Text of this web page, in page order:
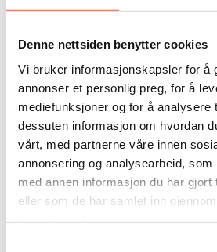
Denne nettsiden benytter cookies
Vi bruker informasjonskapsler for å
annonser et personlig preg, for å
mediefunksjoner og for å analysere
dessuten informasjon om hvordan
vårt, med partnerne våre innen
annonsering og analysearbeid,
med annen informasjon du har gjort
eller som de har samlet inn
Havner / ISPS-sikring